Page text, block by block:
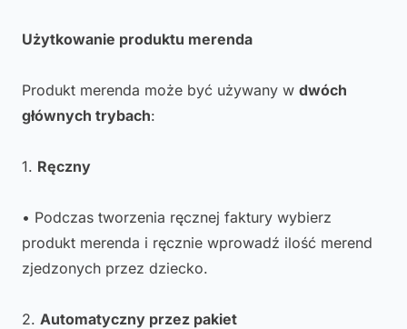
Użytkowanie produktu merenda
Produkt merenda może być używany w dwóch
głównych trybach:
1. Ręczny
• Podczas tworzenia ręcznej faktury wybierz
produkt merenda i ręcznie wprowadź ilość merend
zjedzonych przez dziecko.
2. Automatyczny przez pakiet